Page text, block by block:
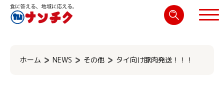
ホーム NEWS その他 タイ向け豚肉発送！！！